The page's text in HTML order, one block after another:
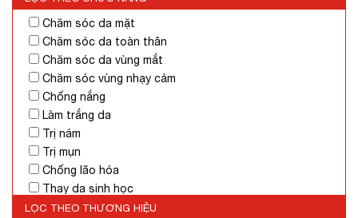
Chăm sóc da mặt
Chăm sóc da toàn thân
Chăm sóc da vùng mắt
Chăm sóc vùng nhạy cảm
Chống nắng
Làm trắng da
Trị nám
Trị mụn
Chống lão hóa
Thay da sinh học
Dưỡng ẩm
LỌC THEO THƯƠNG HIỆU